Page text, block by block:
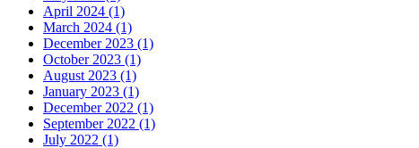
April 2024 (1)
March 2024 (1)
December 2023 (1)
October 2023 (1)
August 2023 (1)
January 2023 (1)
December 2022 (1)
September 2022 (1)
July 2022 (1)